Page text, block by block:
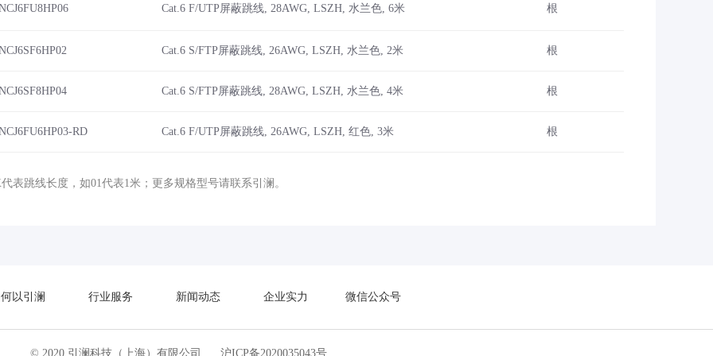
Cat.6 F/UTP屏蔽跳线, 28AWG, LSZH, 水兰色, 6米 根
Cat.6 S/FTP屏蔽跳线, 26AWG, LSZH, 水兰色, 2米 根
Cat.6 S/FTP屏蔽跳线, 28AWG, LSZH, 水兰色, 4米 根
RD Cat.6 F/UTP屏蔽跳线, 26AWG, LSZH, 红色, 3米 根
表跳线长度，如01代表1米 ； 更多规格型号请联系引澜。
何以引澜 行业服务 新闻动态 企业实力 微信公众号
© 2020 引澜科技（上海）有限公司 沪ICP备2020035043号